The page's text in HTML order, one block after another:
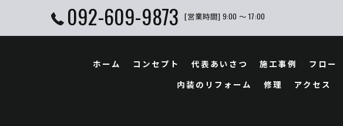
092-609-9873 [営業時間] 9:00 〜 17:00
ホーム コンセプト 代表あいさつ 施工事例 フロー
内装のリフォーム
修理 アクセス